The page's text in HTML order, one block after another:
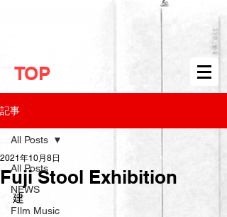
TOP
記事
All Posts
NEWS
FIlm Music
All Posts
Fuji Stool Exhibition
2021年10月8日
建